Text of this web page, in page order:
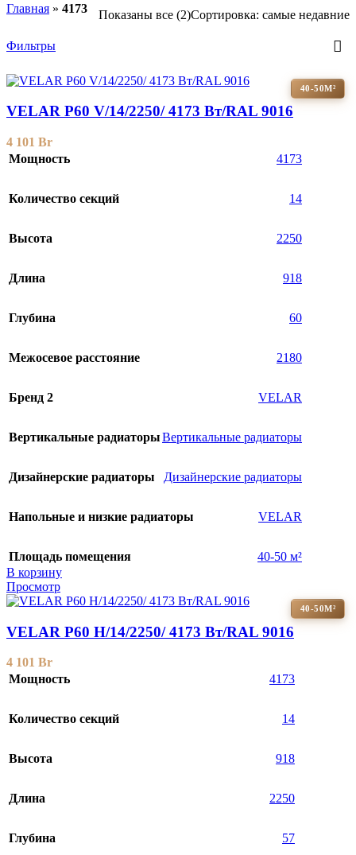
Главная » 4173 Показаны все (2)Сортировка: самые недавние
Фильтры
40-50М²
VELAR P60 V/14/2250/ 4173 Bт/RAL 9016
4 101 Br
Мощность
4173
Количество секций 14
Высота 2250
Длина 918
Глубина 60
Межосевое расстояние 2180
Бренд 2 VELAR
Вертикальные радиаторыВертикальные радиаторы
Дизайнерские радиаторы Дизайнерские радиаторы
Напольные и низкие радиаторы VELAR
Площадь помещения
40-50 м²
В корзину
Просмотр
40-50М²
VELAR P60 H/14/2250/ 4173 Bт/RAL 9016
4 101 Br
Мощность
4173
Количество секций 14
Высота 918
Длина 2250
Глубина 57